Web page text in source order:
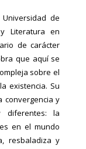
de
Literatura en
de carácter
que aquí se
sobre el
existencia. Su
convergencia y
diferentes: la
en el mundo
resbaladiza y